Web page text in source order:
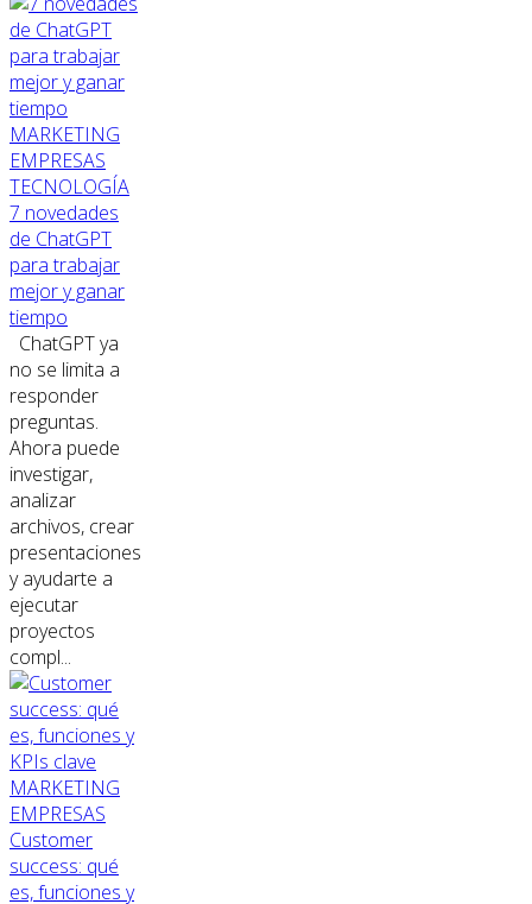
MARKETING
EMPRESAS
TECNOLOGÍA
7 novedades
de ChatGPT
para trabajar
mejor y ganar
tiempo
ChatGPT ya
no se limita a
responder
preguntas.
Ahora puede
investigar,
analizar
archivos, crear
presentaciones
y ayudarte a
ejecutar
proyectos
compl...
MARKETING
EMPRESAS
Customer
success: qué
es, funciones y